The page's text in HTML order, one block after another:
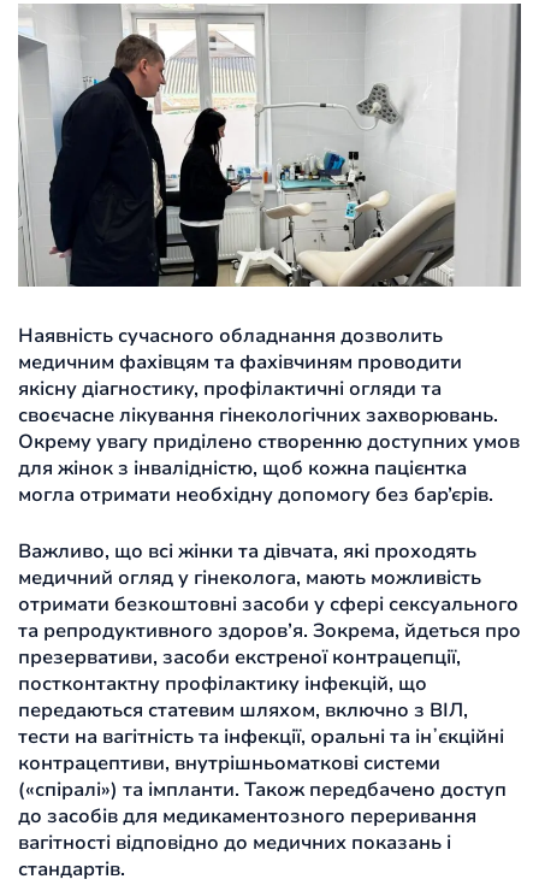
Наявність сучасного обладнання дозволить
медичним фахівцям та фахівчиням проводити
якісну діагностику, профілактичні огляди та
своєчасне лікування гінекологічних захворювань.
Окрему увагу приділено створенню доступних умов
для жінок з інвалідністю, щоб кожна пацієнтка
могла отримати необхідну допомогу без бар’єрів.
Важливо, що всі жінки та дівчата, які проходять
медичний огляд у гінеколога, мають можливість
отримати безкоштовні засоби у сфері сексуального
та репродуктивного здоров’я. Зокрема, йдеться про
презервативи, засоби екстреної контрацепції,
постконтактну профілактику інфекцій, що
передаються статевим шляхом, включно з ВІЛ,
тести на вагітність та інфекції, оральні та інʼєкційні
контрацептиви, внутрішньоматкові системи
(«спіралі») та імпланти. Також передбачено доступ
до засобів для медикаментозного переривання
вагітності відповідно до медичних показань і
стандартів.